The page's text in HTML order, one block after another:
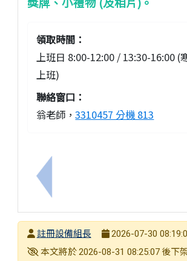
上一筆：新課綱創思教學研發中
領取時間：
上班日 8:00-12:00 / 13:30-16:00 (
上班)
聯絡窗口：
翁老師，3310457 分機 813
發布者
註冊設備組長
發布日期
2026-07-30
瀏覽次數
下架日期
本文將於2026-08-31 08:25:07後下